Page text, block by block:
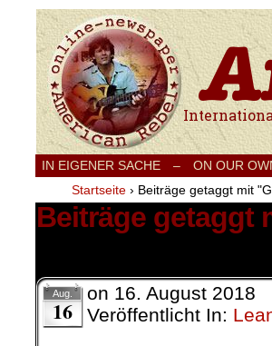
Internationale
IN EIGENER SACHE – ON OUR
Startseite › Beiträge getaggt mit
Beiträge getaggt
Aug.
16
on 16. August 2018
Veröffentlicht In: